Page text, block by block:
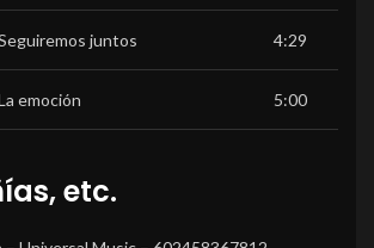
juntos 4:29
emoción 5:00
etc.